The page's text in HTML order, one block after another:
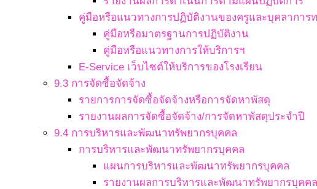
คู่มือหรือแนวทางการปฏิบัติงานของครูและบุคลาการ
คู่มือหรือมาตรฐานการปฏิบัติงาน
คู่มือหรือแนวทางการให้บริการฯ
E-Service เว็บไซต์ให้บริการของโรงเรียน
9.3 การจัดซื้อจัดจ้าง
รายการการจัดซื้อจัดจ้างหรือการจัดหาพัสดุ
รายงานผลการจัดซื้อจัดจ้าง/การจัดหาพัสดุประจำปี
9.4 การบริหารและพัฒนาทรัพยากรบุคคล
การบริหารและพัฒนาทรัพยากรบุคคล
แผนการบริหารและพัฒนาทรัพยากรบุคคล
รายงานผลการบริหารและพัฒนาทรัพยากรบุคค